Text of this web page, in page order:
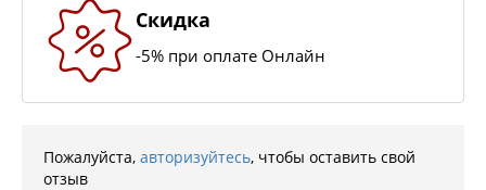
Скидка
-5% при оплате Онлайн
Пожалуйста, авторизуйтесь, чтобы оставить свой
отзыв